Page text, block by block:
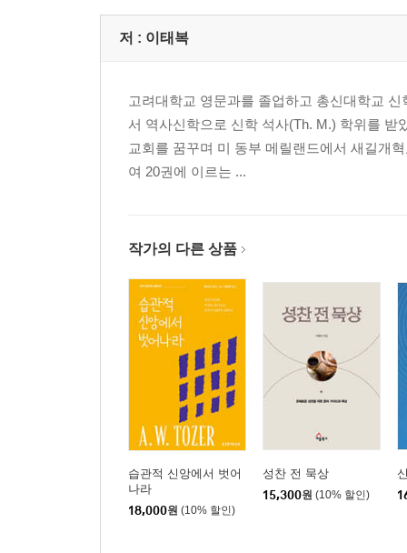
슬픔을 기대로 바꾸는 약속 ｜ 성부의 약속을 성
5장. 거룩한 스승: 두 번째 언급(요 14:25-26)
일관된 가르침, 세심한 배려｜ 예수의 권위와 뜻
마음은 어떠실까?
심란하고 불안한 제자들 ｜ 더 깊은 진리로의
협력에 의한 사랑
7장. 세상 앞에 서는 용기: 세 번째 언급 2(요 15:27)
고별설교의 정점을 향해｜ 가장 확실한 마르튀레
거룩한 증언자
8장. 이별은 또 다른 선물: 네 번째 언급 1(요 16:7)
저 : 이태복
고려대학교 영문과를 졸업하고 총신대학교
서 역사신학으로 신학 석사(Th. M.) 학위를
교회를 꿈꾸며 미 동부 메릴랜드에서 새길개
여 20권에 이르는 ...
작가의 다른 상품
습관적 신앙에서 벗어
나라
18,000원 (10% 할인)
성찬 전 묵상
15,300원 (10% 할인)